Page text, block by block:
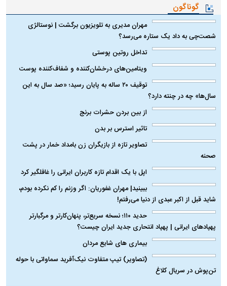
گوناگون
مهران مدیری به تلویزیون برگشت | نوستالژی
شصت‌چی به داد یک ستاره می‌رسد؟
تداخل روتین پوستی
ویتامین‌های درخشان‌کننده و شفاف‌کننده پوست
توقیف ۲۰ ساله به پایان رسید؛ «صد سال به این
سال‌ها» چه در چنته دارد؟
از بین بردن حشرات برنج
تاثیر استرس بر بدن
تصاویر تازه از بازیگران زن بامداد خمار در پشت
صحنه
اپل با یک اقدام تازه کاربران ایرانی را غافلگیر کرد
ببینید| مهران غفوریان: اگر وزنم را کم نکرده بودم،
شاید قبل از اکبر عبدی از دنیا می‌رفتم!
حدید ۱۱۰؛ نسخه سریع‌تر، پنهان‌کارتر و مرگبارتر
پهپادهای ایرانی | پهپاد انتحاری جدید ایران چیست؟
بیماری‌ های شایع مردان
(تصاویر) تیپ متفاوت نیک‌آفرید سماواتی با حوله
تن‌پوش در سریال کلاغ